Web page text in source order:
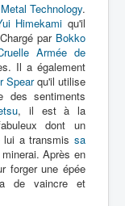
Technology.
Himekami qu'il
par Bokko
Armée de
Il a également
Spearqu'il utilise
des sentiments
, il est à la
dont un
lui a transmis sa
Après en
forger une épée
de vaincre et